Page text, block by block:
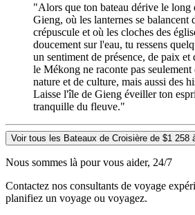
"Alors que ton bateau dérive le long
Gieng, où les lanternes se balancent
crépuscule et où les cloches des
doucement sur l'eau, tu ressens
un sentiment de présence, de paix
le Mékong ne raconte pas seulement
nature et de culture, mais aussi des
Laisse l'île de Gieng éveiller ton
tranquille du fleuve."
Voir tous les Bateaux de Croisière de $1 258
Nous sommes là pour vous aider, 24/7
Contactez nos consultants de voyage
planifiez un voyage ou voyagez.